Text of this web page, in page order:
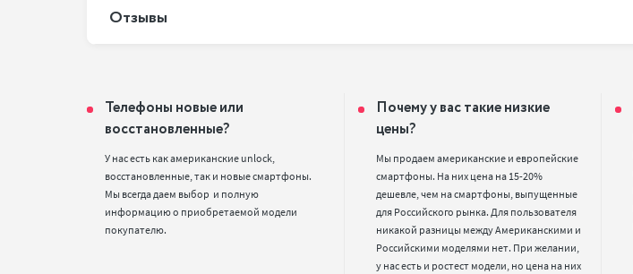
Отзывы
Телефоны новые или
восстановленные?
У нас есть как американские unlock,
восстановленные, так и новые смартфоны.
Мы всегда даем выбор  и полную
информацию о приобретаемой модели
покупателю.
Почему у вас такие низкие
цены?
Мы продаем американские и европейские
смартфоны. На них цена на 15-20%
дешевле, чем на смартфоны, выпущенные
для Российского рынка. Для пользователя
никакой разницы между Американскими и
Российскими моделями нет. При желании,
у нас есть и ростест модели, но цена на них